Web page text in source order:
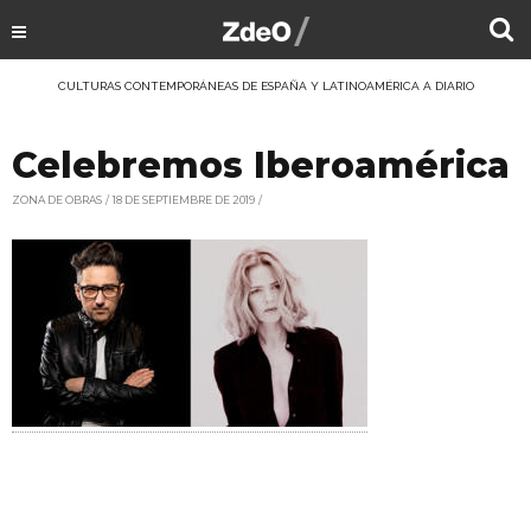
CULTURAS CONTEMPORÁNEAS DE ESPAÑA Y LATINOAMÉRICA A DIARIO
Celebremos Iberoamérica
ZONA DE OBRAS 18 DE SEPTIEMBRE DE 2019